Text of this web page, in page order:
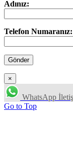
Adınız:
Telefon Numaranız:
×
WhatsApp
Go to Top